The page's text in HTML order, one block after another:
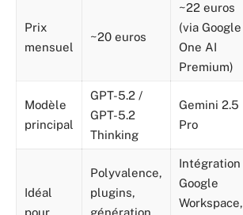
Prix
mensuel
~20 euros
~22 euros
(via Google
One AI
Premium)
Modèle
principal
GPT-5.2 /
GPT-5.2
Thinking
Gemini 2.5
Pro
Idéal
pour
Polyvalence,
plugins,
génération
Intégration
Google
Workspace,